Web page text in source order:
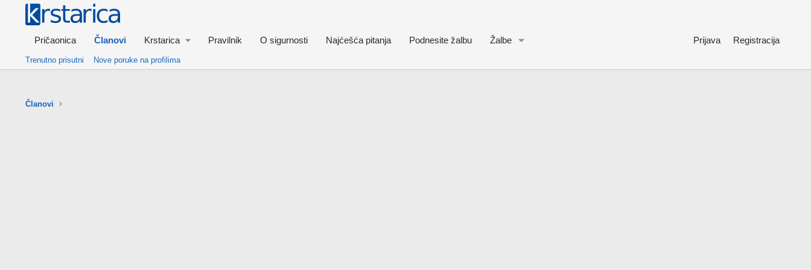
Pričaonica Članovi Krstarica Pravilnik O sigurnosti Najćešća pitanja Podnesite žalbu Žalbe Prijava Registracija
Trenutno prisutni Nove poruke na profilima
Članovi